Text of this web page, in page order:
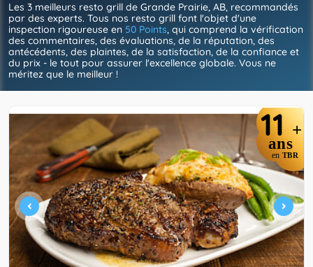
Les 3 meilleurs resto grill de Grande Prairie, AB, recommandés
par des experts. Tous nos resto grill font l'objet d'une
inspection rigoureuse en 50 Points, qui comprend la vérification
des commentaires, des évaluations, de la réputation, des
antécédents, des plaintes, de la satisfaction, de la confiance et
du prix - le tout pour assurer l'excellence globale. Vous ne
méritez que le meilleur !
11 +
ans
en TBR